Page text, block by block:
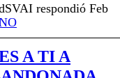
respondió Feb
A TI A